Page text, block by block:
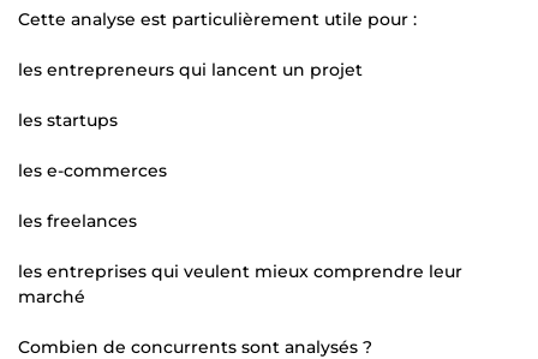
Cette analyse est particulièrement utile pour :
les entrepreneurs qui lancent un projet
les startups
les e-commerces
les freelances
les entreprises qui veulent mieux comprendre leur
marché
Combien de concurrents sont analysés ?